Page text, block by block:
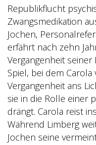
Republikflucht
Zwangsmedikation
Jochen,
erfährt nach zehn
Vergangenheit seiner
Spiel, bei dem
Vergangenheit ans
sie in die Rolle einer
drängt. Carola reist
Während Limberg
Jochen seine